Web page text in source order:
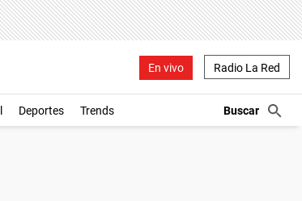
En vivo Radio La Red
Deportes Trends